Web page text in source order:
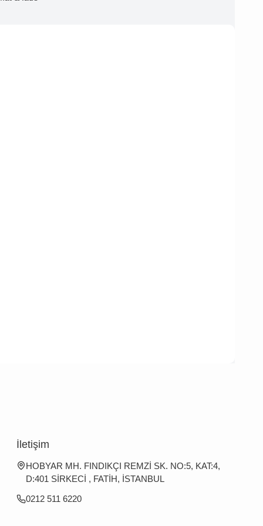
İletişim
HOBYAR MH. FINDIKÇI REMZİ SK. NO:5, KAT:4,
D:401 SİRKECİ , FATİH, İSTANBUL
0212 511 6220